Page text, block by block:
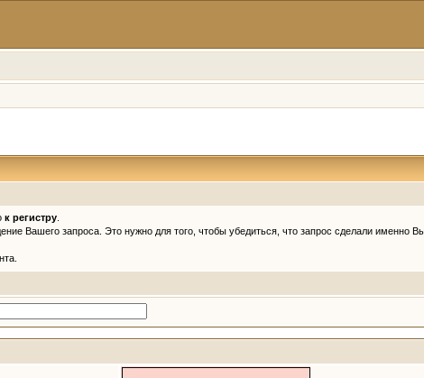
к регистру.
Вашего запроса. Это нужно для того, чтобы убедиться, что запрос сделали именно